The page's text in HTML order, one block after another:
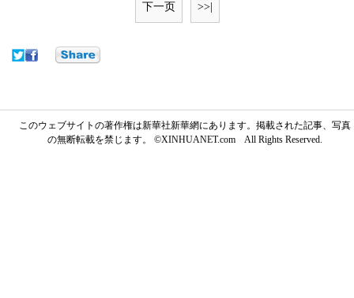
下一页 >>|
このウェブサイトの著作権は新華社新華網にあります。掲載された記事、写真
の無断転載を禁じます。 ©XINHUANET.com All Rights Reserved.